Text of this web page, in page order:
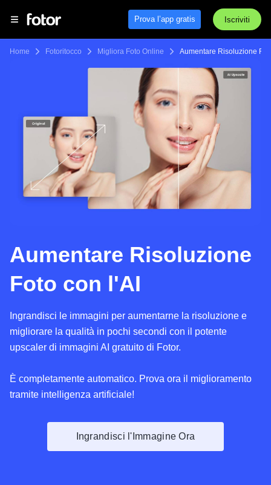
Prova l’app gratis Iscriviti
Home Fotoritocco Migliora Foto Online Aumentare Risoluzione
Aumentare Risoluzione
Foto con l'AI
Ingrandisci le immagini per aumentarne la risoluzione e
migliorare la qualità in pochi secondi con il potente
upscaler di immagini AI gratuito di Fotor.
È completamente automatico. Prova ora il miglioramento
tramite intelligenza artificiale!
Ingrandisci l'Immagine Ora